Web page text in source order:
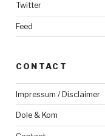
Twitter
Feed
CONTACT
Impressum / Disclaimer
Dole & Kom